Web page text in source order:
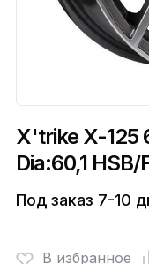
X'trike X-125
Dia:60,1 HSB/
Под заказ 7-10
В избранное